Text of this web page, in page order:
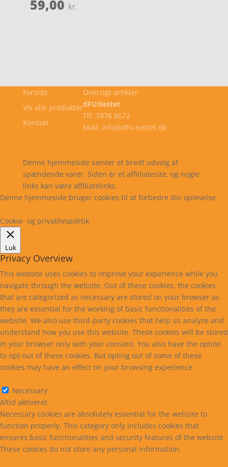
59,00 kr.
Forside
Vis alle produkter
Kontakt
Oversigt artikler
dFUNettet
Tlf: 7876 8672
Mail: info@dfu-nettet.dk
Denne hjemmeside samler et bredt udvalg af
spændende varer. Siden er et affiiliatesite, og nogle
links kan være affiliatelinks.
Denne hjemmeside bruger cookies til at forbedre din oplevelse.
Cookie- og privatlivspolitik
Luk
Privacy Overview
This website uses cookies to improve your experience while you
navigate through the website. Out of these cookies, the cookies
that are categorized as necessary are stored on your browser as
they are essential for the working of basic functionalities of the
website. We also use third-party cookies that help us analyze and
understand how you use this website. These cookies will be stored
in your browser only with your consent. You also have the option
to opt-out of these cookies. But opting out of some of these
cookies may have an effect on your browsing experience.
Necessary
Altid aktiveret
Necessary cookies are absolutely essential for the website to
function properly. This category only includes cookies that
ensures basic functionalities and security features of the website.
These cookies do not store any personal information.